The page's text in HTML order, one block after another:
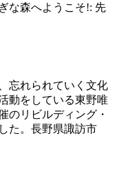
な森へようこそ!: 先
忘れられていく文化
動をしている東野唯
のリビルディング・
た。長野県諏訪市